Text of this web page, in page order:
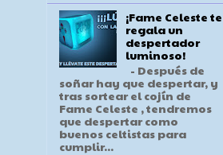
¡Fame Celeste te
regala un
despertador
luminoso!
- Después de
soñar hay que despertar, y
tras sortear el cojín de
Fame Celeste , tendremos
que despertar como
buenos celtistas para
cumplir...